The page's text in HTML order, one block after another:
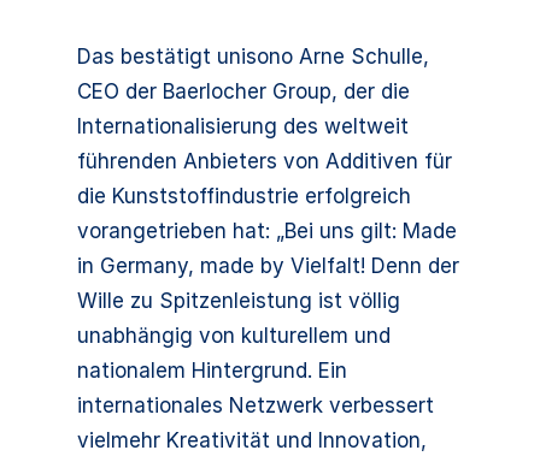
Das bestätigt unisono Arne Schulle,
CEO der Baerlocher Group, der die
Internationalisierung des weltweit
führenden Anbieters von Additiven für
die Kunststoffindustrie erfolgreich
vorangetrieben hat: „Bei uns gilt: Made
in Germany, made by Vielfalt! Denn der
Wille zu Spitzenleistung ist völlig
unabhängig von kulturellem und
nationalem Hintergrund. Ein
internationales Netzwerk verbessert
vielmehr Kreativität und Innovation,